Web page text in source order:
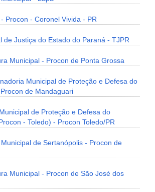
Procon - Coronel Vivida - PR
de Justiça do Estado do Paraná - TJPR
Municipal - Procon de Ponta Grossa
Municipal de Proteção e Defesa do
de Mandaguari
de Proteção e Defesa do
- Toledo) - Procon Toledo/PR
de Sertanópolis - Procon de
Municipal - Procon de São José dos